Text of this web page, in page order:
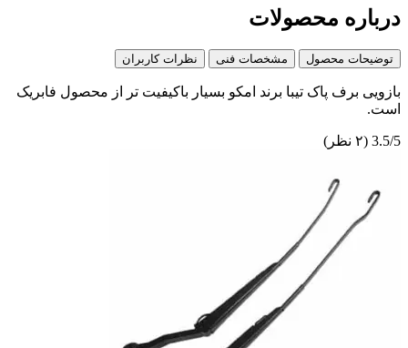
محصولات
محصول مشخصات فنی نظرات کاربران
پاک تیبا برند امکو بسیار باکیفیت تر از محصول فابریک